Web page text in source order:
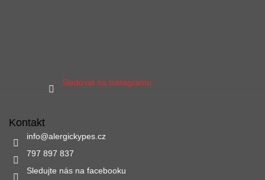
Sledovat na Instagramu
Kontakt
info@alergickypes.cz
797 897 837
Sledujte nás na facebooku